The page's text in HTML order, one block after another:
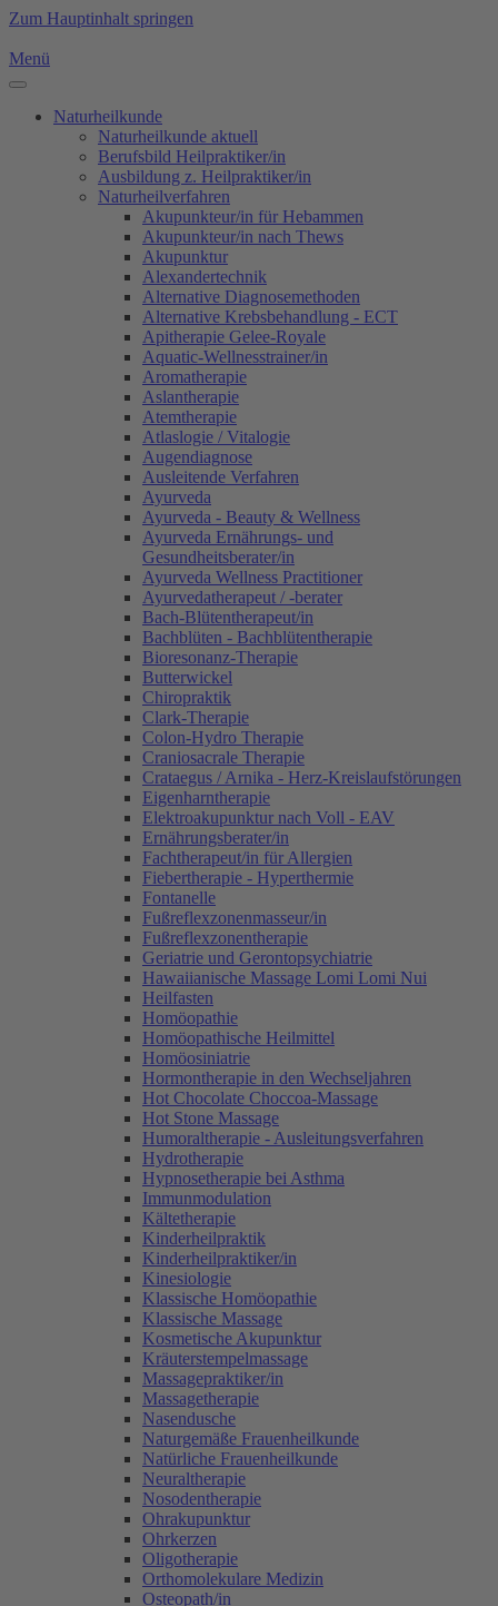
Zum Hauptinhalt springen
Menü
Naturheilkunde
Naturheilkunde aktuell
Berufsbild Heilpraktiker/in
Ausbildung z. Heilpraktiker/in
Naturheilverfahren
Akupunkteur/in für Hebammen
Akupunkteur/in nach Thews
Akupunktur
Alexandertechnik
Alternative Diagnosemethoden
Alternative Krebsbehandlung - ECT
Apitherapie Gelee-Royale
Aquatic-Wellnesstrainer/in
Aromatherapie
Aslantherapie
Atemtherapie
Atlaslogie / Vitalogie
Augendiagnose
Ausleitende Verfahren
Ayurveda
Ayurveda - Beauty & Wellness
Ayurveda Ernährungs- und
Gesundheitsberater/in
Ayurveda Wellness Practitioner
Ayurvedatherapeut / -berater
Bach-Blütentherapeut/in
Bachblüten - Bachblütentherapie
Bioresonanz-Therapie
Butterwickel
Chiropraktik
Clark-Therapie
Colon-Hydro Therapie
Craniosacrale Therapie
Crataegus / Arnika - Herz-Kreislaufstörungen
Eigenharntherapie
Elektroakupunktur nach Voll - EAV
Ernährungsberater/in
Fachtherapeut/in für Allergien
Fiebertherapie - Hyperthermie
Fontanelle
Fußreflexzonenmasseur/in
Fußreflexzonentherapie
Geriatrie und Gerontopsychiatrie
Hawaiianische Massage Lomi Lomi Nui
Heilfasten
Homöopathie
Homöopathische Heilmittel
Homöosiniatrie
Hormontherapie in den Wechseljahren
Hot Chocolate Choccoa-Massage
Hot Stone Massage
Humoraltherapie - Ausleitungsverfahren
Hydrotherapie
Hypnosetherapie bei Asthma
Immunmodulation
Kältetherapie
Kinderheilpraktik
Kinderheilpraktiker/in
Kinesiologie
Klassische Homöopathie
Klassische Massage
Kosmetische Akupunktur
Kräuterstempelmassage
Massagepraktiker/in
Massagetherapie
Nasendusche
Naturgemäße Frauenheilkunde
Natürliche Frauenheilkunde
Neuraltherapie
Nosodentherapie
Ohrakupunktur
Ohrkerzen
Oligotherapie
Orthomolekulare Medizin
Osteopath/in